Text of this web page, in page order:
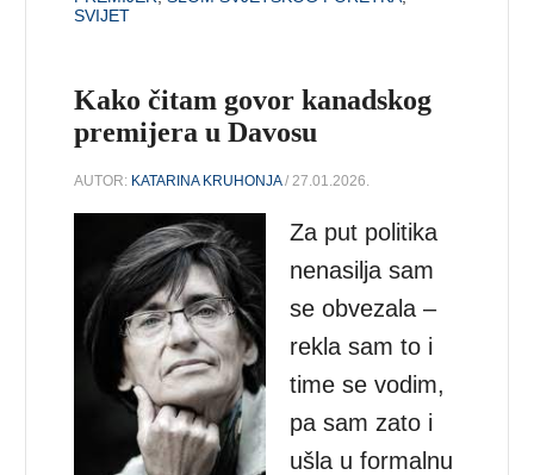
SVIJET
Kako čitam govor kanadskog
premijera u Davosu
AUTOR: KATARINA KRUHONJA/ 27.01.2026.
Za put politika
nenasilja sam
se obvezala –
rekla sam to i
time se vodim,
pa sam zato i
ušla u formalnu